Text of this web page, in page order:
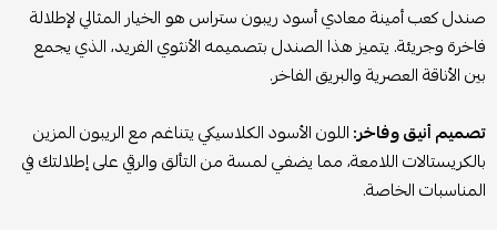
صندل كعب أمينة معادي أسود ريبون ستراس هو الخيار المثالي لإطلالة
فاخرة وجريئة. يتميز هذا الصندل بتصميمه الأنثوي الفريد، الذي يجمع
بين الأناقة العصرية والبريق الفاخر.
تصميم أنيق وفاخر:اللون الأسود الكلاسيكي يتناغم مع الريبون المزين
بالكريستالات اللامعة، مما يضفي لمسة من التألق والرقي على إطلالتك في
المناسبات الخاصة.